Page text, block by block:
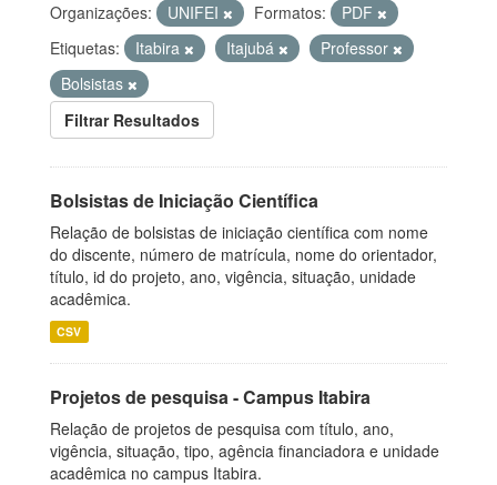
Organizações:
UNIFEI Formatos:
PDF
Etiquetas:
Itabira Itajubá
Professor
Bolsistas
Filtrar Resultados
Bolsistas de Iniciação Científica
Relação de bolsistas de iniciação científica com nome
do discente, número de matrícula, nome do orientador,
título, id do projeto, ano, vigência, situação, unidade
acadêmica.
CSV
Projetos de pesquisa - Campus Itabira
Relação de projetos de pesquisa com título, ano,
vigência, situação, tipo, agência financiadora e unidade
acadêmica no campus Itabira.